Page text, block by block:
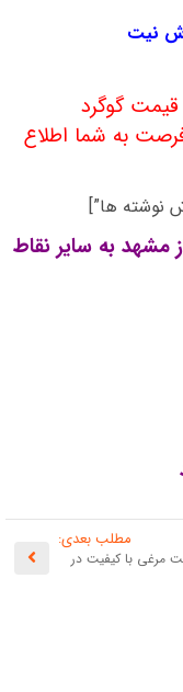
نیت
قیمت گوگرد
فرصت به شما اطلاع
مشهد به سایر نقاط
مطلب بعدی:
مرغی با کیفیت در